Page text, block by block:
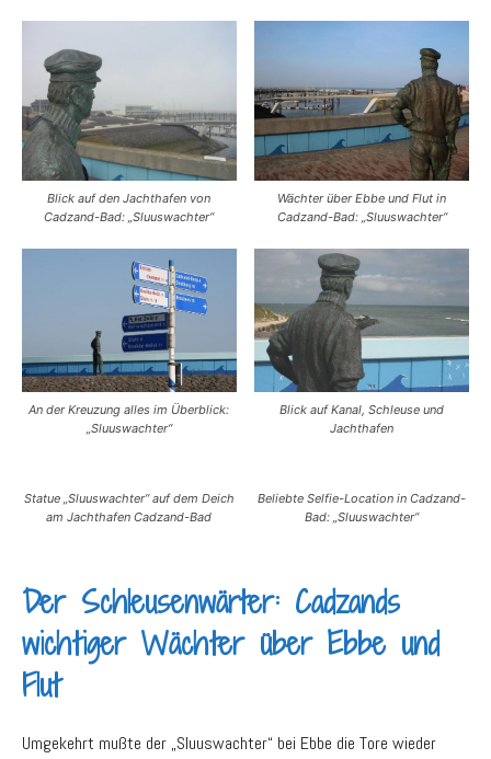
Blick auf den Jachthafen von
Cadzand-Bad: „Sluuswachter“
Wächter über Ebbe und Flut in
Cadzand-Bad: „Sluuswachter“
An der Kreuzung alles im Überblick:
„Sluuswachter“
Blick auf Kanal, Schleuse und
Jachthafen
Statue „Sluuswachter“ auf dem Deich
am Jachthafen Cadzand-Bad
Beliebte Selfie-Location in Cadzand-
Bad: „Sluuswachter“
Der Schleusenwärter: Cadzands
wichtiger Wächter über Ebbe und
Flut
Umgekehrt mußte der „Sluuswachter“ bei Ebbe die Tore wieder